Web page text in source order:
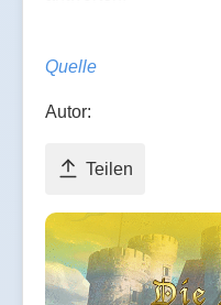
Quelle
Autor:
Teilen